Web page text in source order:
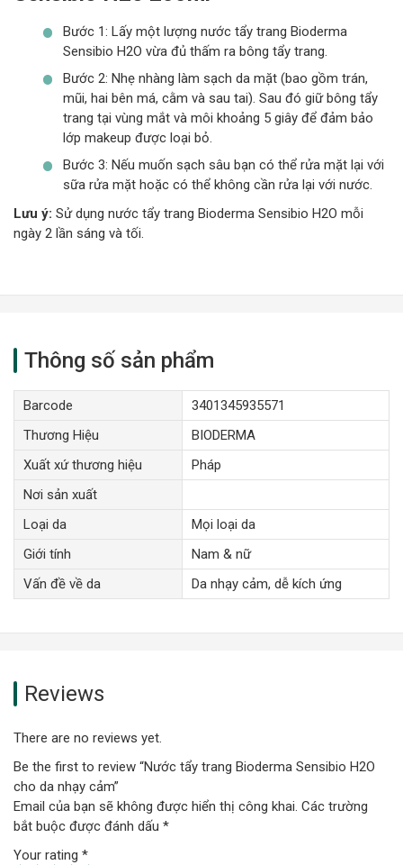
Bước 1: Lấy một lượng nước tẩy trang Bioderma
Sensibio H2O vừa đủ thấm ra bông tẩy trang.
Bước 2: Nhẹ nhàng làm sạch da mặt (bao gồm trán,
mũi, hai bên má, cằm và sau tai). Sau đó giữ bông tẩy
trang tại vùng mắt và môi khoảng 5 giây để đảm bảo
lớp makeup được loại bỏ.
Bước 3: Nếu muốn sạch sâu bạn có thể rửa mặt lại với
sữa rửa mặt hoặc có thể không cần rửa lại với nước.
Lưu ý: Sử dụng nước tẩy trang Bioderma Sensibio H2O mỗi
ngày 2 lần sáng và tối.
Thông số sản phẩm
Barcode
3401345935571
Thương Hiệu
BIODERMA
Xuất xứ thương hiệu
Pháp
Nơi sản xuất
Loại da
Mọi loại da
Giới tính
Nam & nữ
Vấn đề về da
Da nhạy cảm, dễ kích ứng
Reviews
There are no reviews yet.
Be the first to review “Nước tẩy trang Bioderma Sensibio H2O
cho da nhạy cảm”
Email của bạn sẽ không được hiển thị công khai. Các trường
bắt buộc được đánh dấu *
Your rating *